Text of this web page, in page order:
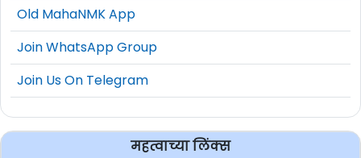
Old MahaNMK App
Join WhatsApp Group
Join Us On Telegram
महत्वाच्या लिंक्स